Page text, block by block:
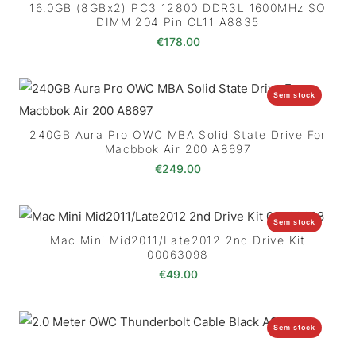
16.0GB (8GBx2) PC3 12800 DDR3L 1600MHz SO
DIMM 204 Pin CL11 A8835
€178.00
Sem stock
240GB Aura Pro OWC MBA Solid State Drive For
Macbbok Air 200 A8697
€249.00
Sem stock
Mac Mini Mid2011/Late2012 2nd Drive Kit
00063098
€49.00
Sem stock